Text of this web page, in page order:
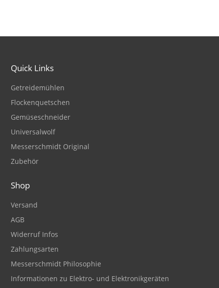
Quick Links
Getreidemühlen
Flockenquetschen
Gemüseschneider
Universalwolf
Messerschmidt Original
Zubehör
Shop
Versand
AGB
Widerruf Infos
Zahlungsarten
Messerschmidt Philosophie
Informationen zu Elektro- und Elektronikgeräten